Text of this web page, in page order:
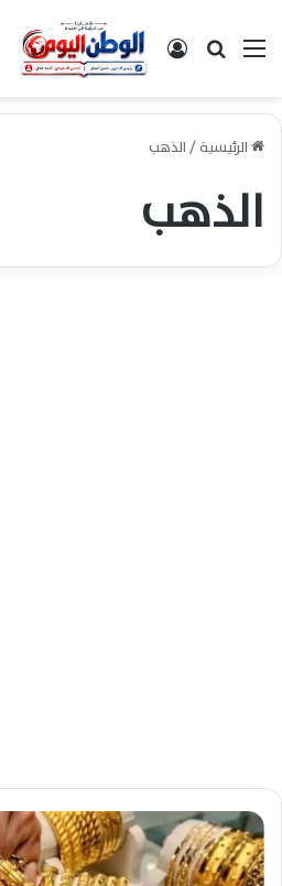
القائمةبحث عن تسجيل الدخول
الرئيسية/الذهب
الذهب